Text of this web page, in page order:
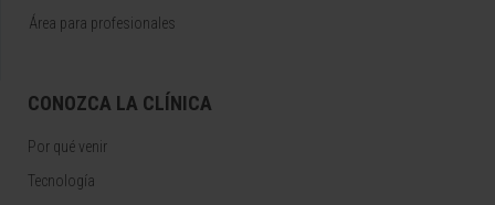
Área para profesionales
CONOZCA LA CLÍNICA
Por qué venir
Tecnología